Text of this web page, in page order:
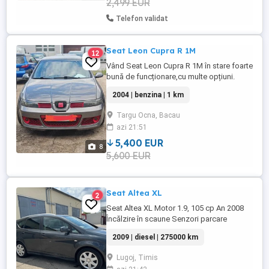
2,499 EUR
Telefon validat
8
12 Seat Leon Cupra R 1M
Vând Seat Leon Cupra R 1M în stare foarte
bună de funcționare,cu multe opțiuni.
adusă din Elveția. Vama facuta deja si
platita (intre iunie-septembrie 2026 o voi
imatricula) Distribuția și direcția făcute
plus ambreajul toate schimbate. Uleiul ,
toate filtrele ...
2004 | benzina | 1 km
Targu Ocna, Bacau
azi 21:51
5,400 EUR
5,600 EUR
2 Seat Altea XL
Seat Altea XL Motor 1.9, 105 cp An 2008
Încălzire în scaune Senzori parcare
încălzite Auxiliar Dublu climatronic
funcțional Faruri automate Km 275.000
Comenzi volan Geamuri electrice
2009 | diesel | 275000 km
Lugoj, Timis